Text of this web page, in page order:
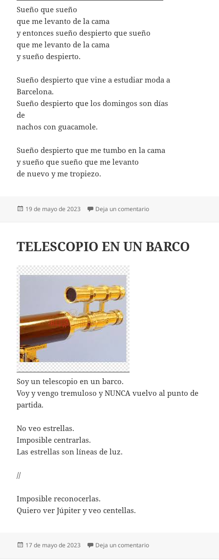
Sueño que sueño
que me levanto de la cama
y entonces sueño despierto que sueño
que me levanto de la cama
y sueño despierto.
Sueño despierto que vine a estudiar moda a
Barcelona.
Sueño despierto que los domingos son días
de
nachos con guacamole.
Sueño despierto que me tumbo en la cama
y sueño que sueño que me levanto
de nuevo y me tropiezo.
Publicado
19 de mayo de 2023 Deja un comentarioen SUEÑO DESPIERTO
TELESCOPIO EN UN BARCO
Soy un telescopio en un barco.
Voy y vengo tremuloso y NUNCA vuelvo al punto de
partida.
No veo estrellas.
Imposible centrarlas.
Las estrellas son líneas de luz.
//
Imposible reconocerlas.
Quiero ver Júpiter y veo centellas.
Publicado
17 de mayo de 2023 Deja un comentarioen TELESCOPIO EN UN